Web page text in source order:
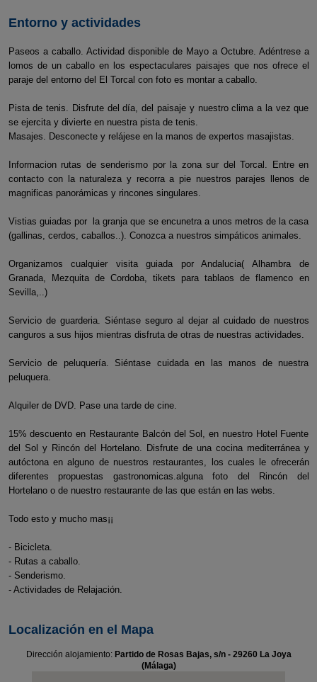
Entorno y actividades
Paseos a caballo. Actividad disponible de Mayo a Octubre. Adéntrese a
lomos de un caballo en los espectaculares paisajes que nos ofrece el
paraje del entorno del El Torcal con foto es montar a caballo.
Pista de tenis. Disfrute del día, del paisaje y nuestro clima a la vez que
se ejercita y divierte en nuestra pista de tenis.
Masajes. Desconecte y relájese en la manos de expertos masajistas.
Informacion rutas de senderismo por la zona sur del Torcal. Entre en
contacto con la naturaleza y recorra a pie nuestros parajes llenos de
magnificas panorámicas y rincones singulares.
Vistias guiadas por la granja que se encunetra a unos metros de la casa
(gallinas, cerdos, caballos..). Conozca a nuestros simpáticos animales.
Organizamos cualquier visita guiada por Andalucia( Alhambra de
Granada, Mezquita de Cordoba, tikets para tablaos de flamenco en
Sevilla,..)
Servicio de guarderia. Siéntase seguro al dejar al cuidado de nuestros
canguros a sus hijos mientras disfruta de otras de nuestras actividades.
Servicio de peluquería. Siéntase cuidada en las manos de nuestra
peluquera.
Alquiler de DVD. Pase una tarde de cine.
15% descuento en Restaurante Balcón del Sol, en nuestro Hotel Fuente
del Sol y Rincón del Hortelano. Disfrute de una cocina mediterránea y
autóctona en alguno de nuestros restaurantes, los cuales le ofrecerán
diferentes propuestas gastronomicas.alguna foto del Rincón del
Hortelano o de nuestro restaurante de las que están en las webs.
Todo esto y mucho mas¡¡
- Bicicleta.
- Rutas a caballo.
- Senderismo.
- Actividades de Relajación.
Localización en el Mapa
Dirección alojamiento: Partido de Rosas Bajas, s/n - 29260 La Joya
(Málaga)